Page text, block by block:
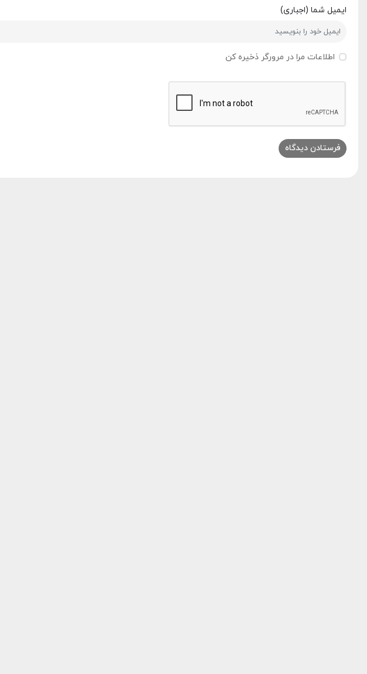
ایمیل شما (اجباری)
اطلاعات مرا در مرورگر ذخیره کن